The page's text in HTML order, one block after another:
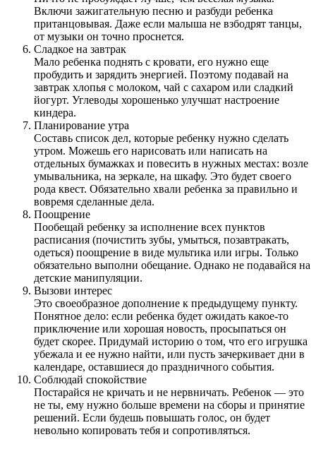
Включи зажигательную песню и разбуди ребенка
пританцовывая. Даже если малыша не взбодрят танцы,
от музыки он точно проснется.
Сладкое на завтрак
Мало ребенка поднять с кровати, его нужно еще
пробудить и зарядить энергией. Поэтому подавай на
завтрак хлопья с молоком, чай с сахаром или сладкий
йогурт. Углеводы хорошенько улучшат настроение
киндера.
Планирование утра
Составь список дел, которые ребенку нужно сделать
утром. Можешь его нарисовать или написать на
отдельных бумажках и повесить в нужных местах: возле
умывальника, на зеркале, на шкафу. Это будет своего
рода квест. Обязательно хвали ребенка за правильно и
вовремя сделанные дела.
Поощрение
Пообещай ребенку за исполнение всех пунктов
расписания (почистить зубы, умыться, позавтракать,
одеться) поощрение в виде мультика или игры. Только
обязательно выполни обещание. Однако не подавайся на
детские манипуляции.
Вызови интерес
Это своеобразное дополнение к предыдущему пункту.
Понятное дело: если ребенка будет ожидать какое-то
приключение или хорошая новость, просыпаться он
будет скорее. Придумай историю о том, что его игрушка
убежала и ее нужно найти, или пусть зачеркивает дни в
календаре, оставшиеся до праздничного события.
Соблюдай спокойствие
Постарайся не кричать и не нервничать. Ребенок — это
не ты, ему нужно больше времени на сборы и принятие
решений. Если будешь повышать голос, он будет
невольно копировать тебя и сопротивляться.